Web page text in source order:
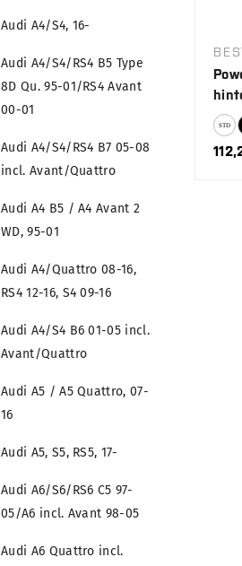
Audi A4/S4, 16-
Audi A4/S4/RS4 B5 Type
8D Qu. 95-01/RS4 Avant
00-01
Audi A4/S4/RS4 B7 05-08
incl. Avant/Quattro
Audi A4 B5 / A4 Avant 2
WD, 95-01
Audi A4/Quattro 08-16,
RS4 12-16, S4 09-16
Audi A4/S4 B6 01-05 incl.
Avant/Quattro
Audi A5 / A5 Quattro, 07-
16
Audi A5, S5, RS5, 17-
Audi A6/S6/RS6 C5 97-
05/A6 incl. Avant 98-05
Audi A6 Quattro incl.